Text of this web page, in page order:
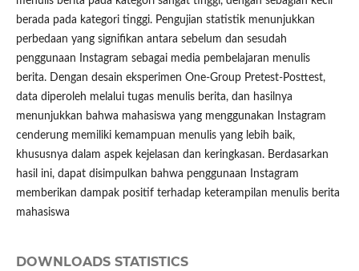
berada pada kategori tinggi. Pengujian statistik menunjukkan
perbedaan yang signifikan antara sebelum dan sesudah
penggunaan Instagram sebagai media pembelajaran menulis
berita. Dengan desain eksperimen One-Group Pretest-Posttest,
data diperoleh melalui tugas menulis berita, dan hasilnya
menunjukkan bahwa mahasiswa yang menggunakan Instagram
cenderung memiliki kemampuan menulis yang lebih baik,
khususnya dalam aspek kejelasan dan keringkasan. Berdasarkan
hasil ini, dapat disimpulkan bahwa penggunaan Instagram
memberikan dampak positif terhadap keterampilan menulis berita
mahasiswa
DOWNLOADS STATISTICS